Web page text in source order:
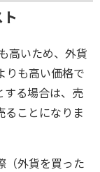
高いため、外貨
りも高い価格で
する場合は、売
ることになりま
（外貨を買った